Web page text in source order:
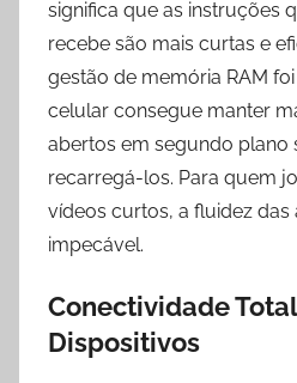
significa que as instruções
recebe são mais curtas e
gestão de memória RAM
celular consegue manter
abertos em segundo plano
recarregá-los. Para quem
vídeos curtos, a fluidez das
impecável.
Conectividade
Dispositivos